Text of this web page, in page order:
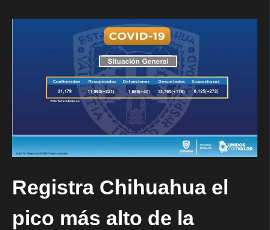
Registra Chihuahua el
pico más alto de la